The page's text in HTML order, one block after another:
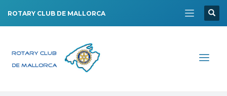
ROTARY CLUB DE MALLORCA